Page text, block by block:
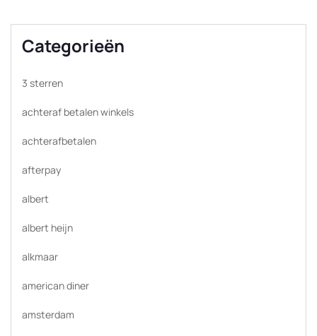
Categorieën
3 sterren
achteraf betalen winkels
achterafbetalen
afterpay
albert
albert heijn
alkmaar
american diner
amsterdam